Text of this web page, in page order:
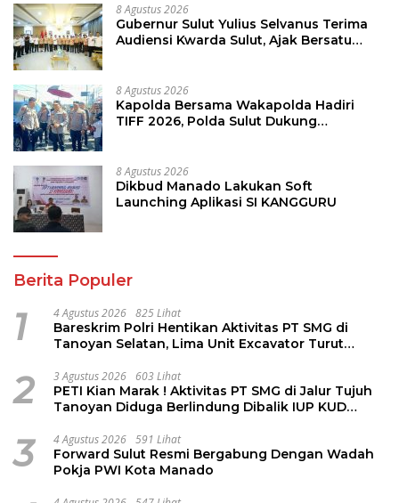
8 Agustus 2026
Gubernur Sulut Yulius Selvanus Terima
Audiensi Kwarda Sulut, Ajak Bersatu
8 Agustus 2026
Kapolda Bersama Wakapolda Hadiri
TIFF 2026, Polda Sulut Dukung
8 Agustus 2026
Dikbud Manado Lakukan Soft
Launching Aplikasi SI KANGGURU
Berita Populer
1 4 Agustus 2026 825 Lihat
Bareskrim Polri Hentikan Aktivitas PT SMG di
Tanoyan Selatan, Lima Unit Excavator Turut
2 3 Agustus 2026 603 Lihat
PETI Kian Marak ! Aktivitas PT SMG di Jalur Tujuh
Tanoyan Diduga Berlindung Dibalik IUP KUD
3 4 Agustus 2026 591 Lihat
Forward Sulut Resmi Bergabung Dengan Wadah
Pokja PWI Kota Manado